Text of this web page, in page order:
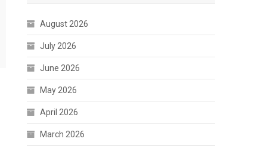
August 2026
July 2026
June 2026
May 2026
April 2026
March 2026